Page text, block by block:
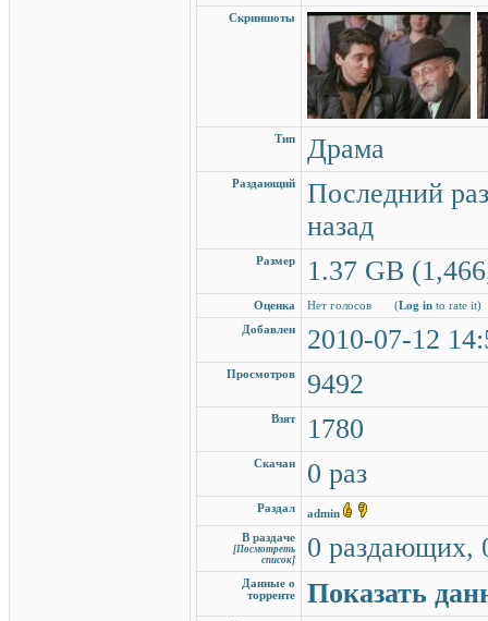
Скриншоты
Тип Драма
Раздающий
Последний
назад
Размер 1.37 GB
Оценка Нет голосов (Log in to rate it)
Добавлен
2010-07-12
Просмотров 9492
Взят 1780
Скачан 0 раз
Раздал
admin
В раздаче
[Посмотреть
список]
0 раздающих,
Данные о
торренте
Показать